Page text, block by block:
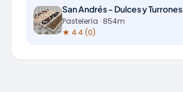
San Andrés - Dulces y Turrones
Pastelería · 854m
★ 4.4 (0)